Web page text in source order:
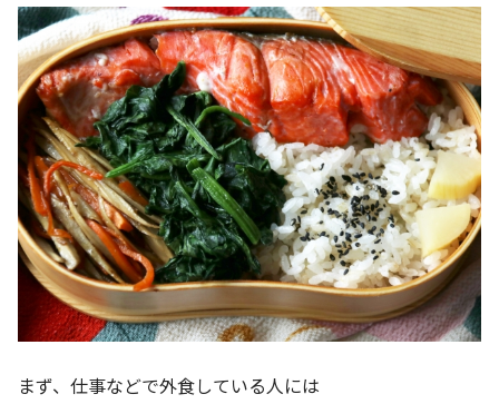
まず、仕事などで外食している人には